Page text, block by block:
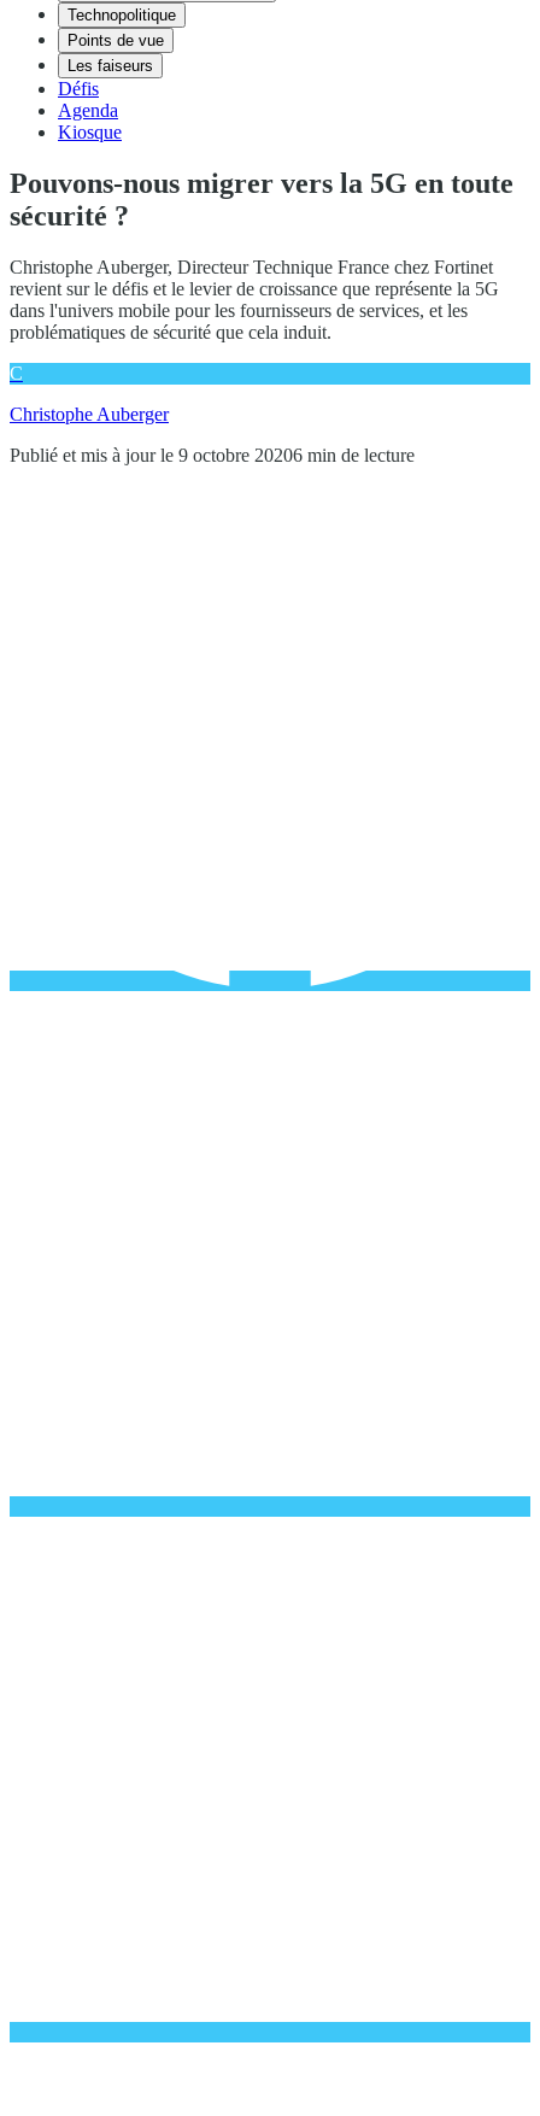
Technopolitique
Points de vue
Les faiseurs
Défis
Agenda
Kiosque
Pouvons-nous migrer vers la 5G en toute
sécurité ?
Christophe Auberger, Directeur Technique France chez Fortinet
revient sur le défis et le levier de croissance que représente la 5G
dans l'univers mobile pour les fournisseurs de services, et les
problématiques de sécurité que cela induit.
C
Christophe Auberger
Publié et mis à jour le 9 octobre 20206 min de lecture